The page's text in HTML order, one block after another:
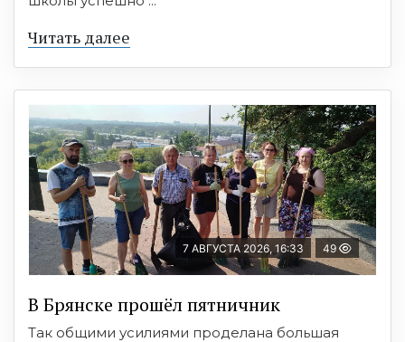
Читать далее
7 АВГУСТА 2026, 16:33 49
В Брянске прошёл пятничник
Так общими усилиями проделана большая